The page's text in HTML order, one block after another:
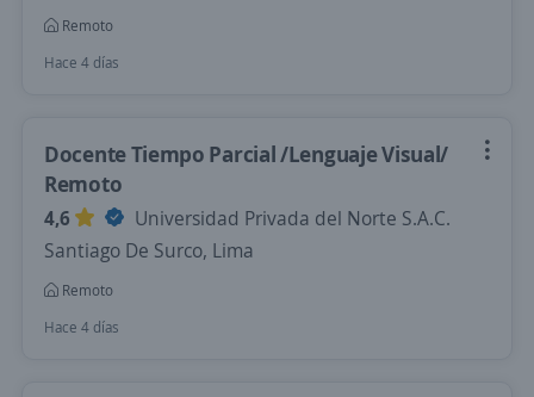
Remoto
Hace 4 días
Docente Tiempo Parcial /Lenguaje Visual/
Remoto
4,6
Universidad Privada del Norte S.A.C.
Santiago De Surco, Lima
Remoto
Hace 4 días